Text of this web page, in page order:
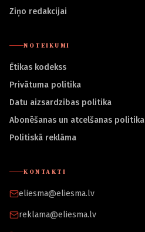
Ziņo redakcijai
NOTEIKUMI
Ētikas kodekss
Privātuma politika
Datu aizsardzības politika
Abonēšanas un atcelšanas politika
Politiskā reklāma
KONTAKTI
eliesma@eliesma.lv
reklama@eliesma.lv